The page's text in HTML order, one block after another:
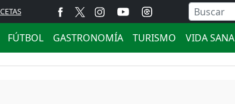
FÚTBOL GASTRONOMÍA TURISMO VIDA SANA